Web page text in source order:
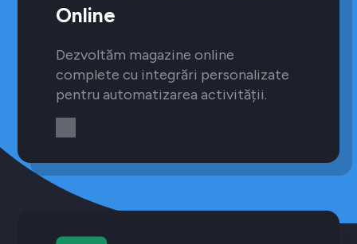
Online
Dezvoltăm magazine online
complete cu integrări personalizate
pentru automatizarea activității.